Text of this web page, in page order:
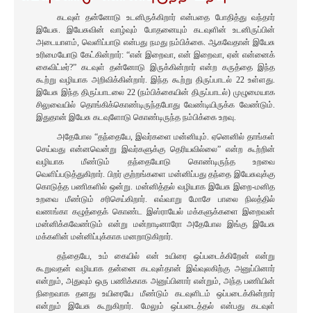
கடவுள் தன்னோடு உடனிருக்கிறார் என்பதை போதித்து வந்தார்
இயேசு. இயேசுவின் வாழ்வும் போதனையும் கடவுளின் உடனிருப்பின்
அடையாளம், வெளிப்பாடு என்பது நமது நம்பிக்கை. ஆகவேதான் இயேசு
உரிமையோடு கேட்கின்றார்: “என் இறைவா, என் இறைவா, ஏன் என்னைக்
கைவிட்டீர்?” கடவுள் தன்னோடு இருக்கின்றார் என்ற கருத்தை இந்த
கூற்று வழியாக அறிவிக்கின்றார். இந்த கூற்று திருப்பாடல் 22 உள்ளது.
இயேசு இந்த திருப்பாடலை 22 (நம்பிக்கையின் திருப்பாடல்) முழுமையாக
சிலுவையில் தொங்கிக்கொண்டிருந்தபோது வேண்டியிருக்க வேண்டும்.
இதுதான் இயேசு கடவுளோடு கொண்டிருந்த நம்பிக்கை உறவு.
அதேபோல “தந்தையே, இவர்களை மன்னியும். ஏனெனில் தாங்கள்
செய்வது என்னவென்று இவர்களுக்கு தெரியவில்லை” என்ற கூற்றின்
வழியாக மீண்டும் தந்தையோடு கொண்டிருந்த உறவை
வெளிப்படுத்துகிறார். பிறர் குற்றங்களை மன்னிப்பது தந்தை இயேசுவுக்கு
கொடுத்த பணிகளில் ஒன்று. மன்னித்தல் வழியாக இயேசு இறை-மனித
உறவை மீண்டும் சரிசெய்கிறார். எவ்வாறு மோசே பாலை நிலத்தில்
வணங்கா கழுத்தைக் கொண்ட இஸ்ராயேல் மக்களுக்களை இறைவன்
மன்னிக்கவேண்டும் என்று மன்றாடினாரோ அதேபோல இங்கு இயேசு
மக்களின் மன்னிப்புக்காக மனறாடுகிறார்.
தந்தையே, உம் கையில் என் உயிரை ஒப்படைக்கிறேன் என்று
கூறுவதன் வழியாக தன்னை கடவுள்தான் இவ்வுலகிற்கு அனுப்பினார்
என்றும், அதுவும் ஒரு பணிக்காக அனுப்பினார் என்றும், அந்த பணியின்
நிறைவாக தனது உயிரையே மீண்டும் கடவுளிடம் ஒப்படைக்கின்றார்
என்றும் இயேசு கூறுகிறார். மேலும் ஒப்படைத்தல் என்பது கடவுள்